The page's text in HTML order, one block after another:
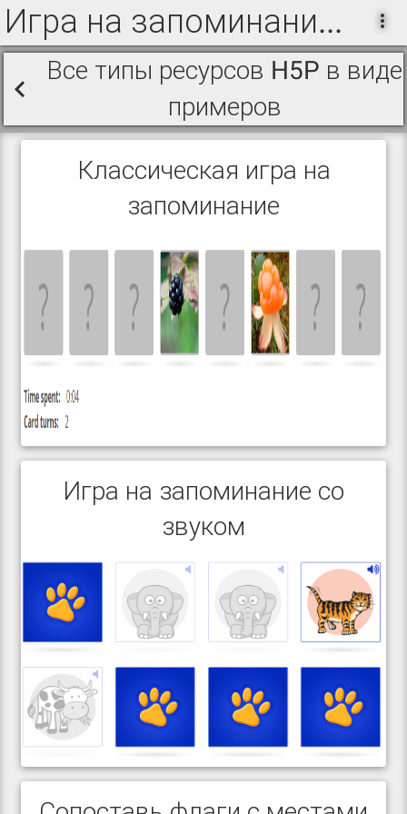
Игра на запоминание изображений
Все типы ресурсов H5P в виде
примеров
Классическая игра на
запоминание
Игра на запоминание со
звуком